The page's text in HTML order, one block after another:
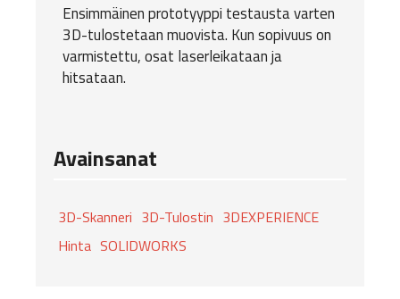
Ensimmäinen prototyyppi testausta varten
3D-tulostetaanmuovista. Kun sopivuus on
varmistettu, osat laserleikataan ja
hitsataan.
Avainsanat
3D-Skanneri 3D-Tulostin 3DEXPERIENCE
Hinta SOLIDWORKS